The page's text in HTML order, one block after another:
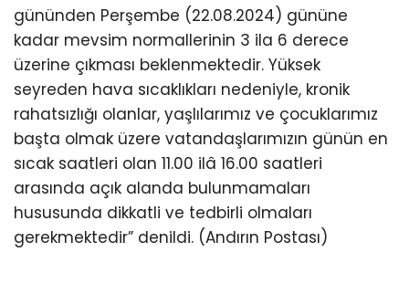
WhatsApp
İhbar Hattı
gününden Perşembe (22.08.2024) gününe
kadar mevsim normallerinin 3 ila 6 derece
üzerine çıkması beklenmektedir. Yüksek
seyreden hava sıcaklıkları nedeniyle, kronik
rahatsızlığı olanlar, yaşlılarımız ve çocuklarımız
başta olmak üzere vatandaşlarımızın günün en
sıcak saatleri olan 11.00 ilâ 16.00 saatleri
arasında açık alanda bulunmamaları
hususunda dikkatli ve tedbirli olmaları
gerekmektedir” denildi. (Andırın Postası)